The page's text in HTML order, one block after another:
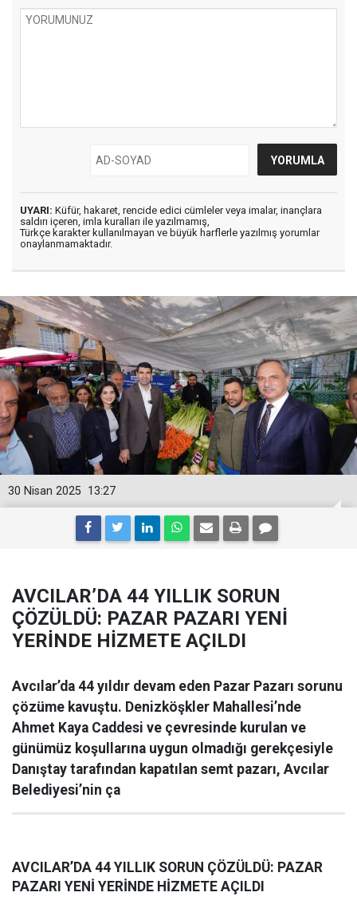
UYARI: Küfür, hakaret, rencide edici cümleler veya imalar, inançlara
saldırı içeren, imla kuralları ile yazılmamış,
Türkçe karakter kullanılmayan ve büyük harflerle yazılmış yorumlar
onaylanmamaktadır.
13:27
30 Nisan 2025
AVCILAR’DA 44 YILLIK SORUN
ÇÖZÜLDÜ: PAZAR PAZARI YENİ
YERİNDE HİZMETE AÇILDI
Avcılar’da 44 yıldır devam eden Pazar Pazarı sorunu
çözüme kavuştu. Denizköşkler Mahallesi’nde
Ahmet Kaya Caddesi ve çevresinde kurulan ve
günümüz koşullarına uygun olmadığı gerekçesiyle
Danıştay tarafından kapatılan semt pazarı, Avcılar
Belediyesi’nin ça
AVCILAR’DA 44 YILLIK SORUN ÇÖZÜLDÜ: PAZAR
PAZARI YENİ YERİNDE HİZMETE AÇILDI